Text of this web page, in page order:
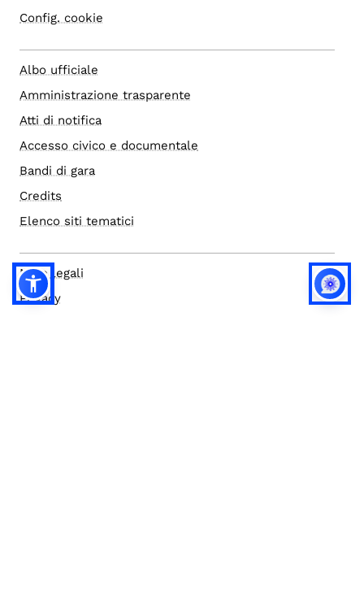
Config. cookie
Albo ufficiale
Amministrazione trasparente
Atti di notifica
Accesso civico e documentale
Bandi di gara
Credits
Elenco siti tematici
Note legali
Privacy